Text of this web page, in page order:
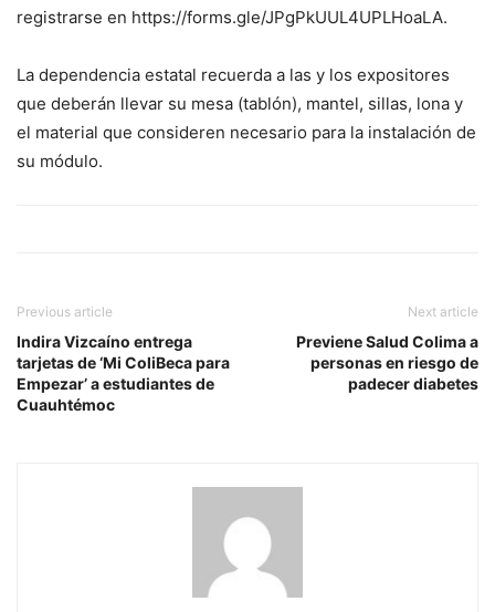
registrarse en https://forms.gle/JPgPkUUL4UPLHoaLA.
La dependencia estatal recuerda a las y los expositores
que deberán llevar su mesa (tablón), mantel, sillas, lona y
el material que consideren necesario para la instalación de
su módulo.
Previous article
Indira Vizcaíno entrega
tarjetas de ‘Mi ColiBeca para
Empezar’ a estudiantes de
Cuauhtémoc
Next article
Previene Salud Colima a
personas en riesgo de
padecer diabetes